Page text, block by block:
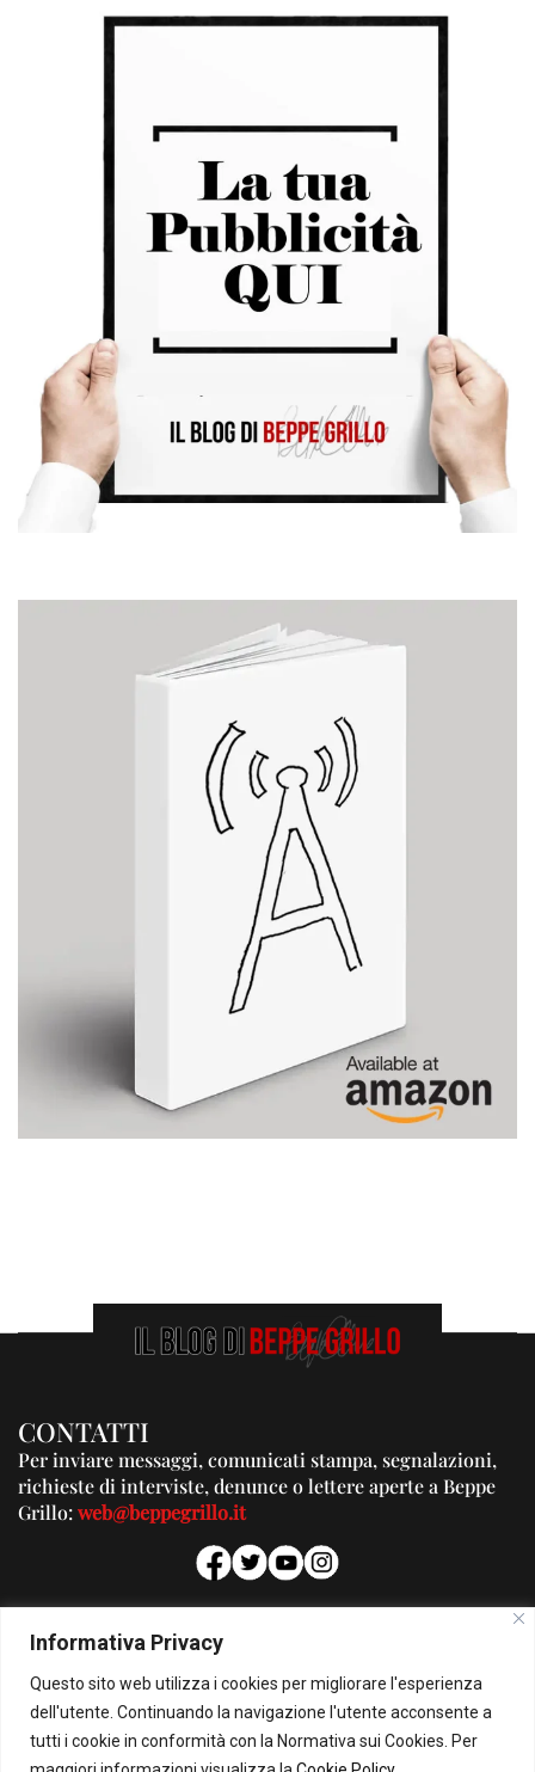
Informativa Privacy
Questo sito web utilizza i cookies per migliorare l'esperienza
dell'utente. Continuando la navigazione l'utente acconsente a
tutti i cookie in conformità con la Normativa sui Cookies. Per
CONTATTI
Per inviare messaggi, comunicati stampa, segnalazioni,
richieste di interviste, denunce o lettere aperte a Beppe
Grillo:web@beppegrillo.it
PUBBLICITA'
Per la tua pubblicità su questo Blog:
pubblicita@beppegrillo.it